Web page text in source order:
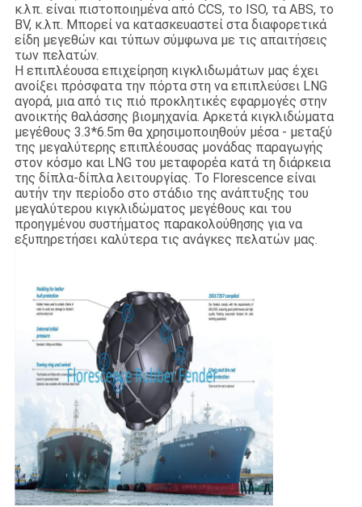
κ.λπ. είναι πιστοποιημένα από CCS, το ISO, τα ABS, το
BV, κ.λπ. Μπορεί να κατασκευαστεί στα διαφορετικά
είδη μεγεθών και τύπων σύμφωνα με τις απαιτήσεις
των πελατών.
Η επιπλέουσα επιχείρηση κιγκλιδωμάτων μας έχει
ανοίξει πρόσφατα την πόρτα στη να επιπλεύσει LNG
αγορά, μια από τις πιό προκλητικές εφαρμογές στην
ανοικτής θαλάσσης βιομηχανία. Αρκετά κιγκλιδώματα
μεγέθους 3.3*6.5m θα χρησιμοποιηθούν μέσα - μεταξύ
της μεγαλύτερης επιπλέουσας μονάδας παραγωγής
στον κόσμο και LNG του μεταφορέα κατά τη διάρκεια
της δίπλα-δίπλα λειτουργίας. Το Florescence είναι
αυτήν την περίοδο στο στάδιο της ανάπτυξης του
μεγαλύτερου κιγκλιδώματος μεγέθους και του
προηγμένου συστήματος παρακολούθησης για να
εξυπηρετήσει καλύτερα τις ανάγκες πελατών μας.